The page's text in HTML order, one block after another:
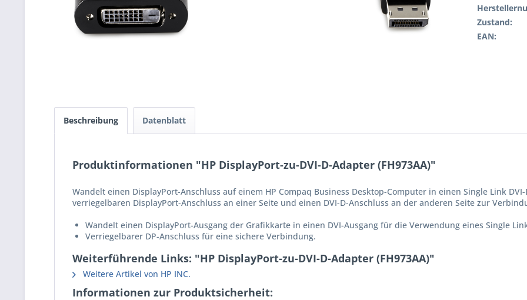
Zustand:
EAN:
Beschreibung Datenblatt
Produktinformationen "HP DisplayPort-zu-DVI-D-Adapter (FH973AA)"
Wandelt einen DisplayPort-Anschluss auf einem HP Compaq Business Desktop-Computer in einen Single Link
verriegelbaren DisplayPort-Anschluss an einer Seite und einen DVI-D-Anschluss an der anderen Seite zur
Wandelt einen DisplayPort-Ausgang der Grafikkarte in einen DVI-Ausgang für die Verwendung eines Single
Verriegelbarer DP-Anschluss für eine sichere Verbindung.
Weiterführende Links: "HP DisplayPort-zu-DVI-D-Adapter (FH973AA)"
Weitere Artikel von HP INC.
Informationen zur Produktsicherheit: